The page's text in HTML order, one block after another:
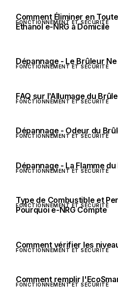
Comment Éliminer en
Éthanol e-NRG à Domicile
FONCTIONNEMENT ET SÉCURITÉ
Dépannage - Le Brûleur Ne
FONCTIONNEMENT ET SÉCURITÉ
FAQ sur l’Allumage du
FONCTIONNEMENT ET SÉCURITÉ
Dépannage - Odeur du
FONCTIONNEMENT ET SÉCURITÉ
Dépannage - La Flamme
FONCTIONNEMENT ET SÉCURITÉ
Type de Combustible et
Pourquoi e-NRG Compte
FONCTIONNEMENT ET SÉCURITÉ
Comment vérifier les
FONCTIONNEMENT ET SÉCURITÉ
Comment remplir
FONCTIONNEMENT ET SÉCURITÉ